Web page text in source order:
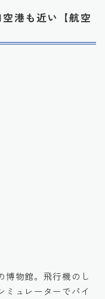
港も近い【航空
博物館。飛行機のし
ミュレーターでパイ